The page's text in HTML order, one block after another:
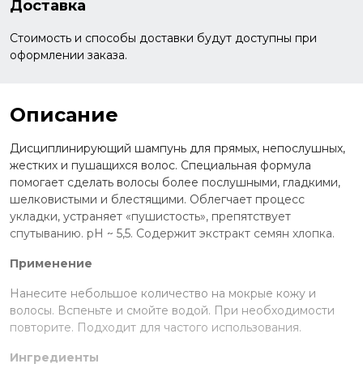
Доставка
Стоимость и способы доставки будут доступны при
оформлении заказа.
Описание
Дисциплинирующий шампунь для прямых, непослушных,
жестких и пушащихся волос. Специальная формула
помогает сделать волосы более послушными, гладкими,
шелковистыми и блестящими. Облегчает процесс
укладки, устраняет «пушистость», препятствует
спутыванию. рН ~ 5,5. Содержит экстракт семян хлопка.
Применение
Нанесите небольшое количество на мокрые кожу и
волосы. Вспеньте и смойте водой. При необходимости
повторите. Подходит для частого использования.
Ингредиенты